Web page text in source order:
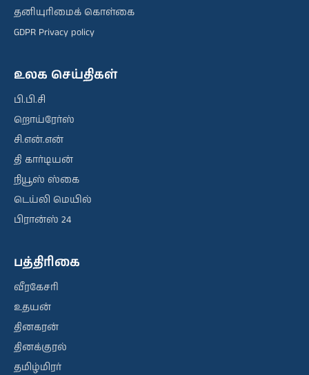
தனியுரிமைக் கொள்கை
GDPR Privacy policy
உலக செய்திகள்
பி.பி.சி
றொய்ரேர்ஸ்
சி.என்.என்
தி கார்டியன்
நியூஸ் ஸ்கை
டெய்லி மெயில்
பிரான்ஸ் 24
பத்திரிகை
வீரகேசரி
உதயன்
தினகரன்
தினக்குரல்
தமிழ்மிரர்